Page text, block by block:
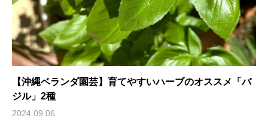
【沖縄ベランダ園芸】育てやすいハーブのオススメ「バ
ジル」2種
2024.09.06